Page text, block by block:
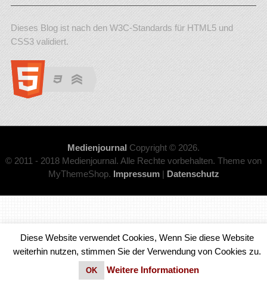
Dieses Blog ist nach den W3C-Standards für HTML5 und
CSS3 validiert.
Medienjournal Copyright © 2026.
© 2011 - 2018 Medienjournal. Alle Rechte vorbehalten. Theme von
MyThemeShop. Impressum| Datenschutz
Diese Website verwendet Cookies, Wenn Sie diese Website
weiterhin nutzen, stimmen Sie der Verwendung von Cookies zu.
OK Weitere Informationen